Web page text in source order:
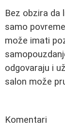
Bez obzira da
samo
može imati
odgovaraju i
salon može
Komentari